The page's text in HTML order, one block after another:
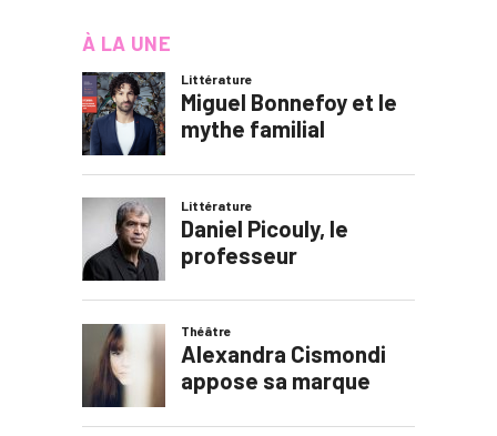
À LA UNE